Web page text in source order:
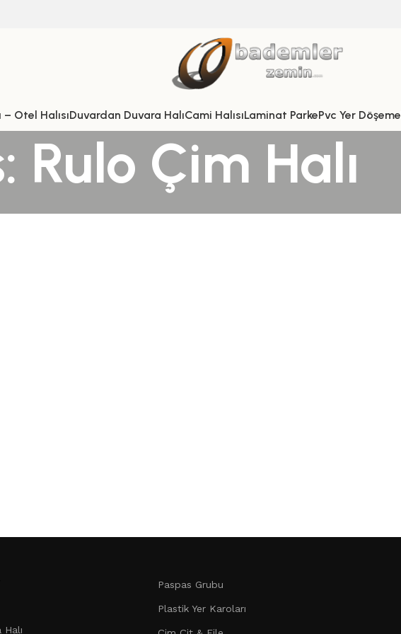
Otel HalısıDuvardan Duvara HalıCami HalısıLaminat ParkePvc Yer Döşeme
Çim Halı
Paspas Grubu
Plastik Yer Karoları